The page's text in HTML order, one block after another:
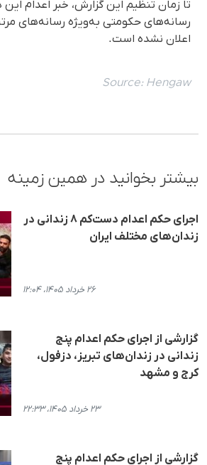
تا زمان تنظیم این گزارش، خبر اعدام این
رسانه‌های حکومتی به‌ویژه رسانه‌های
اعلان نشده است.
Source: Hengaw
بیشتر بخوانید در همین زمینه
اجرای حکم اعدام دست‌کم ۸ زندانی در
زندان‌های مختلف ایران
۲۶ خرداد ۱۴۰۵، ۱۲:۰۴
گزارشی از اجرای حکم اعدام پنج
زندانی در زندان‌های تبریز، دزفول،
کرج و مشهد
۲۳ خرداد ۱۴۰۵، ۲۲:۳۳
گزارشی از اجرای حکم اعدام پنج